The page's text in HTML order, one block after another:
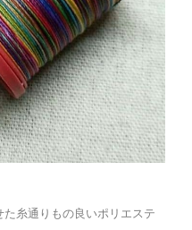
糸通りもの良いポリエステ